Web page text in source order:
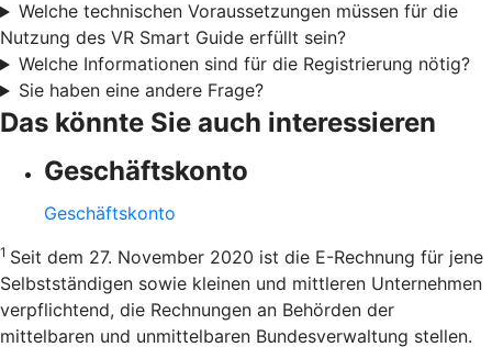
Welche technischen Voraussetzungen müssen für die
Nutzung des VR Smart Guide erfüllt sein?
Welche Informationen sind für die Registrierung nötig?
Sie haben eine andere Frage?
Das könnte Sie auch interessieren
Geschäftskonto
Geschäftskonto
1 Seit dem 27. November 2020 ist die E-Rechnung für jene
Selbstständigen sowie kleinen und mittleren Unternehmen
verpflichtend, die Rechnungen an Behörden der
mittelbaren und unmittelbaren Bundesverwaltung stellen.